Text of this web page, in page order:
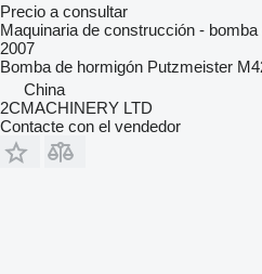
Precio a consultar
Maquinaria de construcción -
2007
Bomba de hormigón Putzmeister
China
2CMACHINERY LTD
Contacte con el vendedor